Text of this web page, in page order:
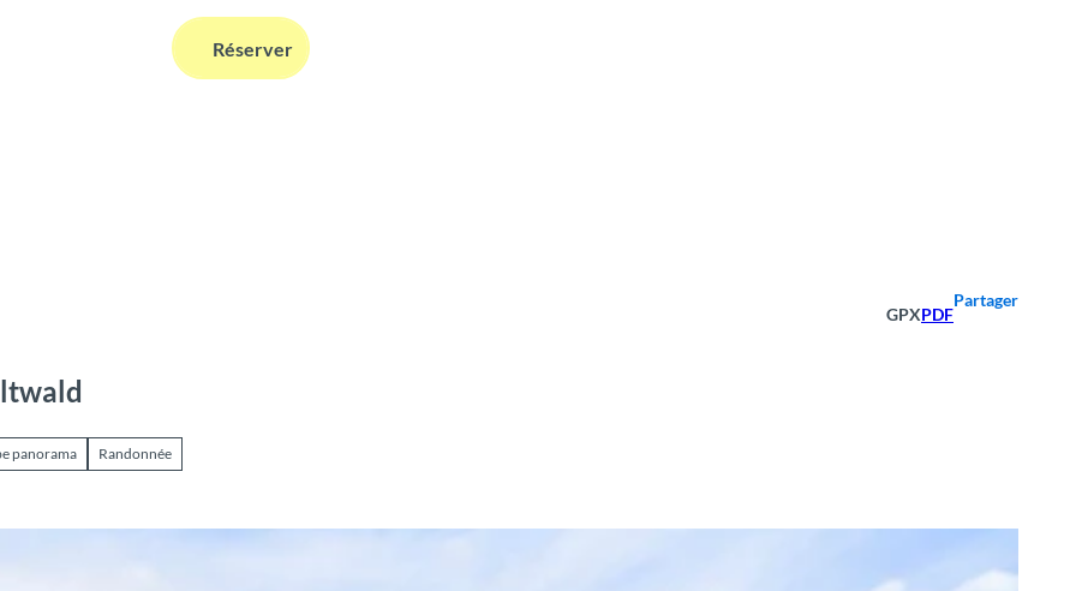
RechercheRéserver
GPXPDF
Partager
panorama Randonnée